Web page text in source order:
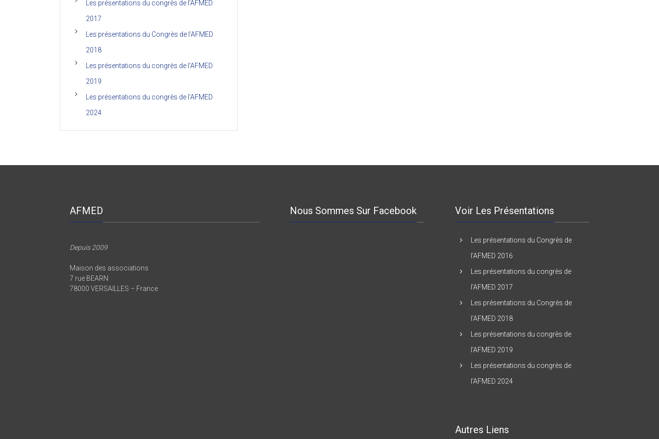
Les présentations du congrès de l’AFMED
2017
Les présentations du Congrès de l’AFMED
2018
Les présentations du congrès de l’AFMED
2019
Les présentations du congrès de l’AFMED
2024
AFMED
Depuis 2009
Maison des associations
7 rue BEARN
78000 VERSAILLES – France
Nous Sommes Sur Facebook Voir Les Présentations
Les présentations du Congrès de
l’AFMED 2016
Les présentations du congrès de
l’AFMED 2017
Les présentations du Congrès de
l’AFMED 2018
Les présentations du congrès de
l’AFMED 2019
Les présentations du congrès de
l’AFMED 2024
Autres Liens